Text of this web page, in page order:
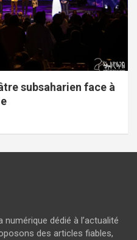
subsaharien face à
dédié à l’actualité
des articles fiables,